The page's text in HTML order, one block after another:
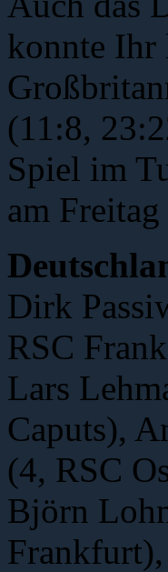
konnte Ihr
(11:8,
Spiel im
am
Dirk
RSC
Lars
Caputs),
(4, RSC
Björn